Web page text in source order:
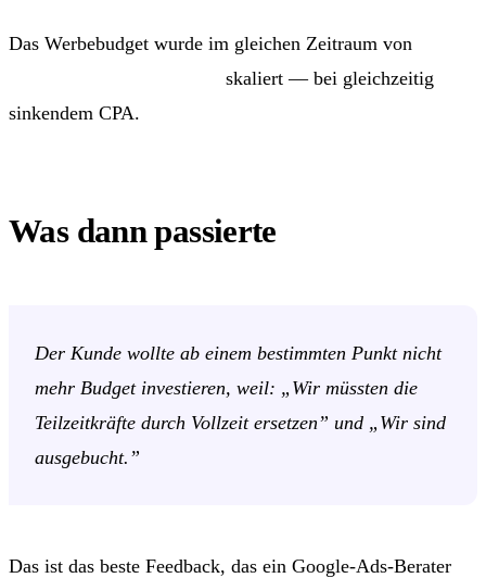
Das Werbebudget wurde im gleichen Zeitraum von
skaliert — bei gleichzeitig
sinkendem CPA.
Was dann passierte
Der Kunde wollte ab einem bestimmten Punkt nicht
mehr Budget investieren, weil: „Wir müssten die
Teilzeitkräfte durch Vollzeit ersetzen” und „Wir sind
ausgebucht.”
Das ist das beste Feedback, das ein Google-Ads-Berater